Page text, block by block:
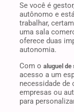
Se você é
autônomo e
trabalhar,
uma sala
oferece duas
autonomia.
Com o aluguel de
acesso a um
necessidade
empresas ou
para